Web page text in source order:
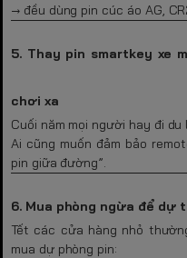
→ đều dùng pin cúc áo AG,
5. Thay pin smartkey xe
chơi xa
Cuối năm mọi người hay đi du
Ai cũng muốn đảm bảo
pin giữa đường”.
6. Mua phòng ngừa để dự
Tết các cửa hàng nhỏ
mua dự phòng pin: